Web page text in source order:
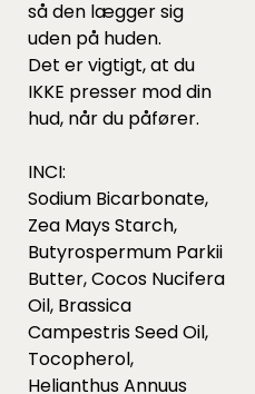
så den lægger sig
uden på huden.
Det er vigtigt, at du
IKKE presser mod din
hud, når du påfører.
INCI:
Sodium Bicarbonate,
Zea Mays Starch,
Butyrospermum Parkii
Butter, Cocos Nucifera
Oil, Brassica
Campestris Seed Oil,
Tocopherol,
Helianthus Annuus